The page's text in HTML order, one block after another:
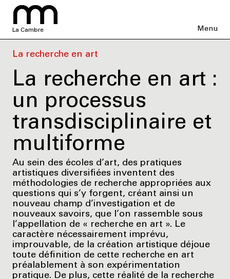
La Cambre Menu
La recherche en art
La recherche en art :
un processus
transdisciplinaire et
multiforme
Au sein des écoles d’art, des pratiques
artistiques diversifiées inventent des
méthodologies de recherche appropriées aux
questions qui s’y forgent, créant ainsi un
nouveau champ d’investigation et de
nouveaux savoirs, que l’on rassemble sous
l’appellation de « recherche en art ». Le
caractère nécessairement imprévu,
improuvable, de la création artistique déjoue
toute définition de cette recherche en art
préalablement à son expérimentation
pratique. De plus, cette réalité de la recherche